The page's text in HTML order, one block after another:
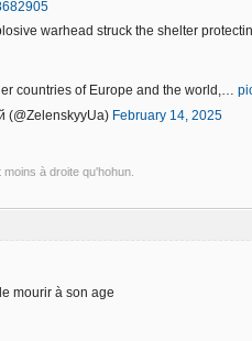
warhead struck the shelter
countries of Europe and the world,…
(@ZelenskyyUa) February 14, 2025
à droite qu'hohun.
mourir à son age